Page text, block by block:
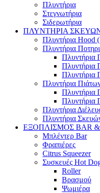
Πλυντήρια
Στεγνωτήρια
Σιδερωτήρια
ΠΛΥΝΤΗΡΙΑ
Πλυντήρια Hood
Πλυντήρια
Πλυντήρια
Πλυντήρια
Πλυντήρια
Πλυντήρια
Πλυντήρια
Πλυντήρια
Πλυντήρια
Πλυντήρια
ΕΞΟΠΛΙΣΜΟΣ BAR &
Μπλέντερ Bar
Φραπιέρες
Citrus Squeezer
Συσκευές Hot
Roller
Βρασμού
Ψωμιέρα